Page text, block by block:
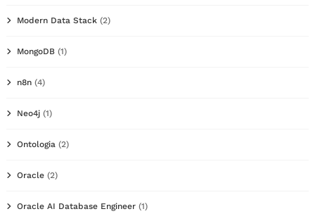
Modern Data Stack (2)
MongoDB (1)
n8n (4)
Neo4j (1)
Ontologia (2)
Oracle (2)
Oracle AI Database Engineer (1)